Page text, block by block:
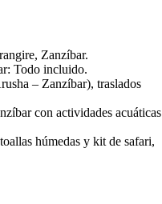
Zanzíbar.
Todo incluido.
– Zanzíbar), traslados
con actividades acuáticas
húmedas y kit de safari,